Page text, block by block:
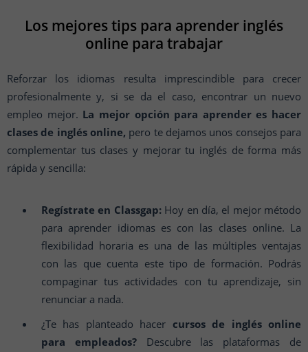
Los mejores tips para aprender inglés
online para trabajar
Reforzar los idiomas resulta imprescindible para crecer
profesionalmente y, si se da el caso, encontrar un nuevo
empleo mejor. La mejor opción para aprender es hacer
clases de inglés online, pero te dejamos unos consejos para
complementar tus clases y mejorar tu inglés de forma más
rápida y sencilla:
Regístrate en Classgap:Hoy en día, el mejor método
para aprender idiomas es con las clases online. La
flexibilidad horaria es una de las múltiples ventajas
con las que cuenta este tipo de formación. Podrás
compaginar tus actividades con tu aprendizaje, sin
renunciar a nada.
¿Te has planteado hacer cursos de inglés online
para empleados?Descubre las plataformas de